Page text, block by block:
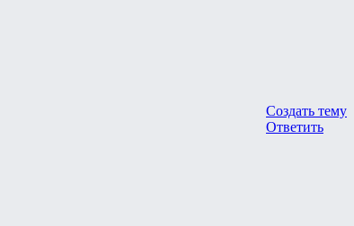
Создать тему
Ответить